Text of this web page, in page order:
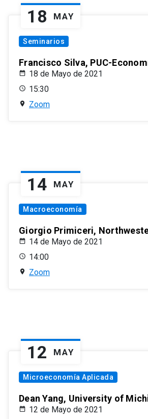
18 MAY
Seminarios
Francisco Silva, PUC-
18 de Mayo de 2021
15:30
Zoom
14 MAY
Macroeconomía
Giorgio Primiceri,
14 de Mayo de 2021
14:00
Zoom
12 MAY
Microeconomía Aplicada
Dean Yang, University of
12 de Mayo de 2021